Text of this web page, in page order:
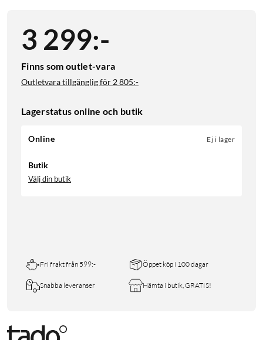
3 299:-
Finns som outlet-vara
Outletvara tillgänglig för2 805:-
Lagerstatus online och butik
Online Ej i lager
Butik
Välj din butik
Fri frakt från 599:- Öppet köp i 100 dagar
Snabba leveranser Hämta i butik, GRATIS!